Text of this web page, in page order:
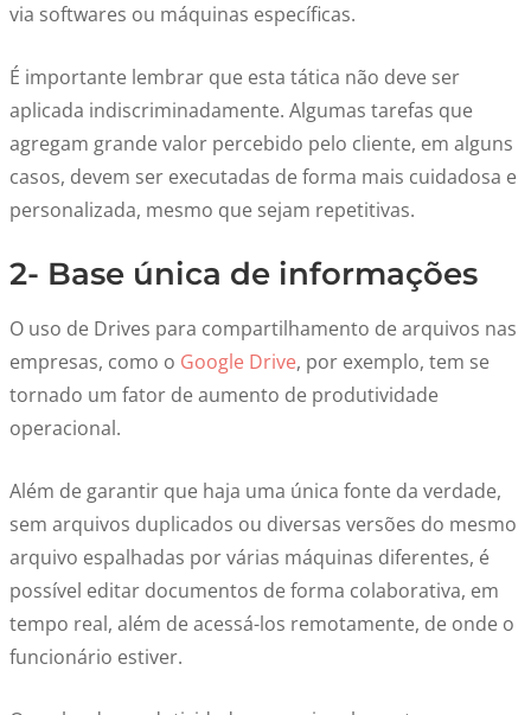
via softwares ou máquinas específicas.
É importante lembrar que esta tática não deve ser
aplicada indiscriminadamente. Algumas tarefas que
agregam grande valor percebido pelo cliente, em alguns
casos, devem ser executadas de forma mais cuidadosa e
personalizada, mesmo que sejam repetitivas.
2- Base única de informações
O uso de Drives para compartilhamento de arquivos nas
empresas, como o Google Drive, por exemplo, tem se
tornado um fator de aumento de produtividade
operacional.
Além de garantir que haja uma única fonte da verdade,
sem arquivos duplicados ou diversas versões do mesmo
arquivo espalhadas por várias máquinas diferentes, é
possível editar documentos de forma colaborativa, em
tempo real, além de acessá-los remotamente, de onde o
funcionário estiver.